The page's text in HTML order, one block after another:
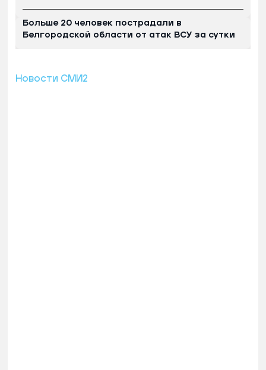
Больше 20 человек пострадали в
Белгородской области от атак ВСУ за сутки
Новости СМИ2